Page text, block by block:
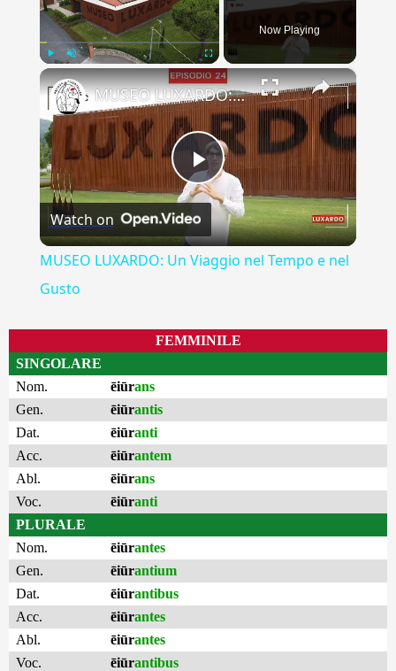
Fullscreen
Now Playing
×
Play
Video
MUSEO LUXARDO: Un Viaggio nel Tempo e nel Gusto
Watch on
MUSEO LUXARDO: Un Viaggio nel Tempo e nel
Gusto
FEMMINILE
SINGOLARE
Nom.
ēiūrans
Gen.
ēiūrantis
Dat.
ēiūranti
Acc.
ēiūrantem
Abl.
ēiūrans
Voc.
ēiūranti
PLURALE
Nom.
ēiūrantes
Gen.
ēiūrantium
Dat.
ēiūrantibus
Acc.
ēiūrantes
Abl.
ēiūrantes
Voc.
ēiūrantibus